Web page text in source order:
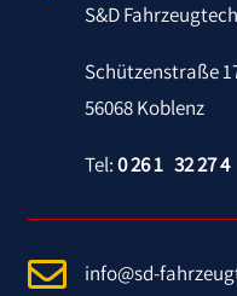
S&D
Schützenstraße
56068 Koblenz
Tel:0 26 1 32 27 4
 info@sd-